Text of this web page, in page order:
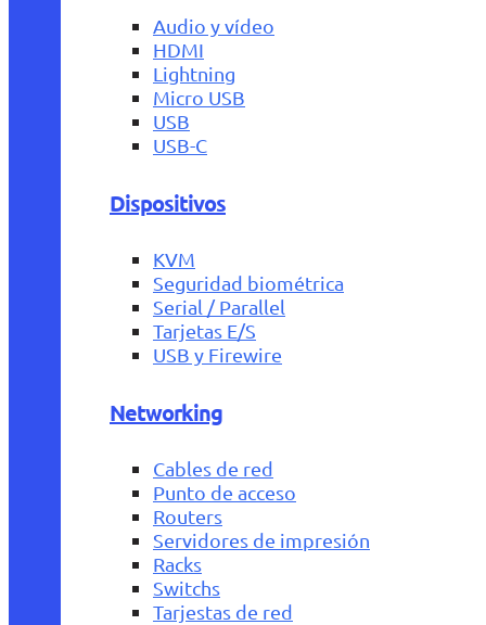
Audio y vídeo
HDMI
Lightning
Micro USB
USB
USB-C
Dispositivos
KVM
Seguridad biométrica
Serial / Parallel
Tarjetas E/S
USB y Firewire
Networking
Cables de red
Punto de acceso
Routers
Servidores de impresión
Racks
Switchs
Tarjestas de red